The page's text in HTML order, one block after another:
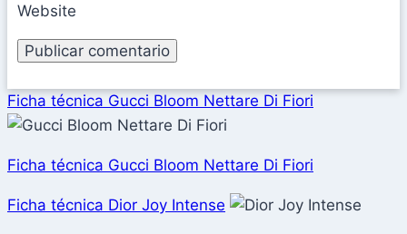
Website
Ficha técnica Gucci Bloom Nettare Di Fiori
Ficha técnica Gucci Bloom Nettare Di Fiori
Ficha técnica Dior Joy Intense